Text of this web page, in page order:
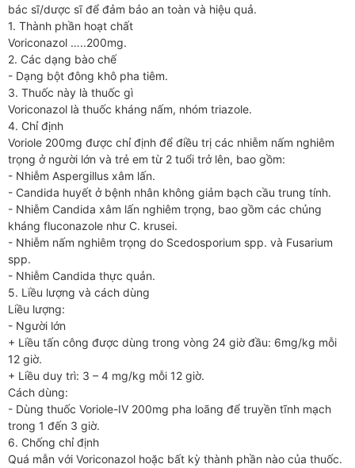
bác sĩ/dược sĩ để đảm bảo an toàn và hiệu quả.
1. Thành phần hoạt chất
Voriconazol …..200mg.
2. Các dạng bào chế
- Dạng bột đông khô pha tiêm.
3. Thuốc này là thuốc gì
Voriconazol là thuốc kháng nấm, nhóm triazole.
4. Chỉ định
Voriole 200mg được chỉ định để điều trị các nhiễm nấm nghiêm
trọng ở người lớn và trẻ em từ 2 tuổi trở lên, bao gồm:
- Nhiễm Aspergillus xâm lấn.
- Candida huyết ở bệnh nhân không giảm bạch cầu trung tính.
- Nhiễm Candida xâm lấn nghiêm trọng, bao gồm các chủng
kháng fluconazole như C. krusei.
- Nhiễm nấm nghiêm trọng do Scedosporium spp. và Fusarium
spp.
- Nhiễm Candida thực quản.
5. Liều lượng và cách dùng
Liều lượng:
- Người lớn
+ Liều tấn công được dùng trong vòng 24 giờ đầu: 6mg/kg mỗi
12 giờ.
+ Liều duy trì: 3 – 4 mg/kg mỗi 12 giờ.
Cách dùng:
- Dùng thuốc Voriole-IV 200mg pha loãng để truyền tĩnh mạch
trong 1 đến 3 giờ.
6. Chống chỉ định
Quá mẫn với Voriconazol hoặc bất kỳ thành phần nào của thuốc.